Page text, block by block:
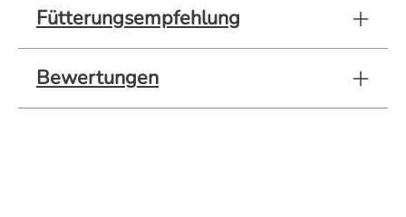
Fütterungsempfehlung
Bewertungen